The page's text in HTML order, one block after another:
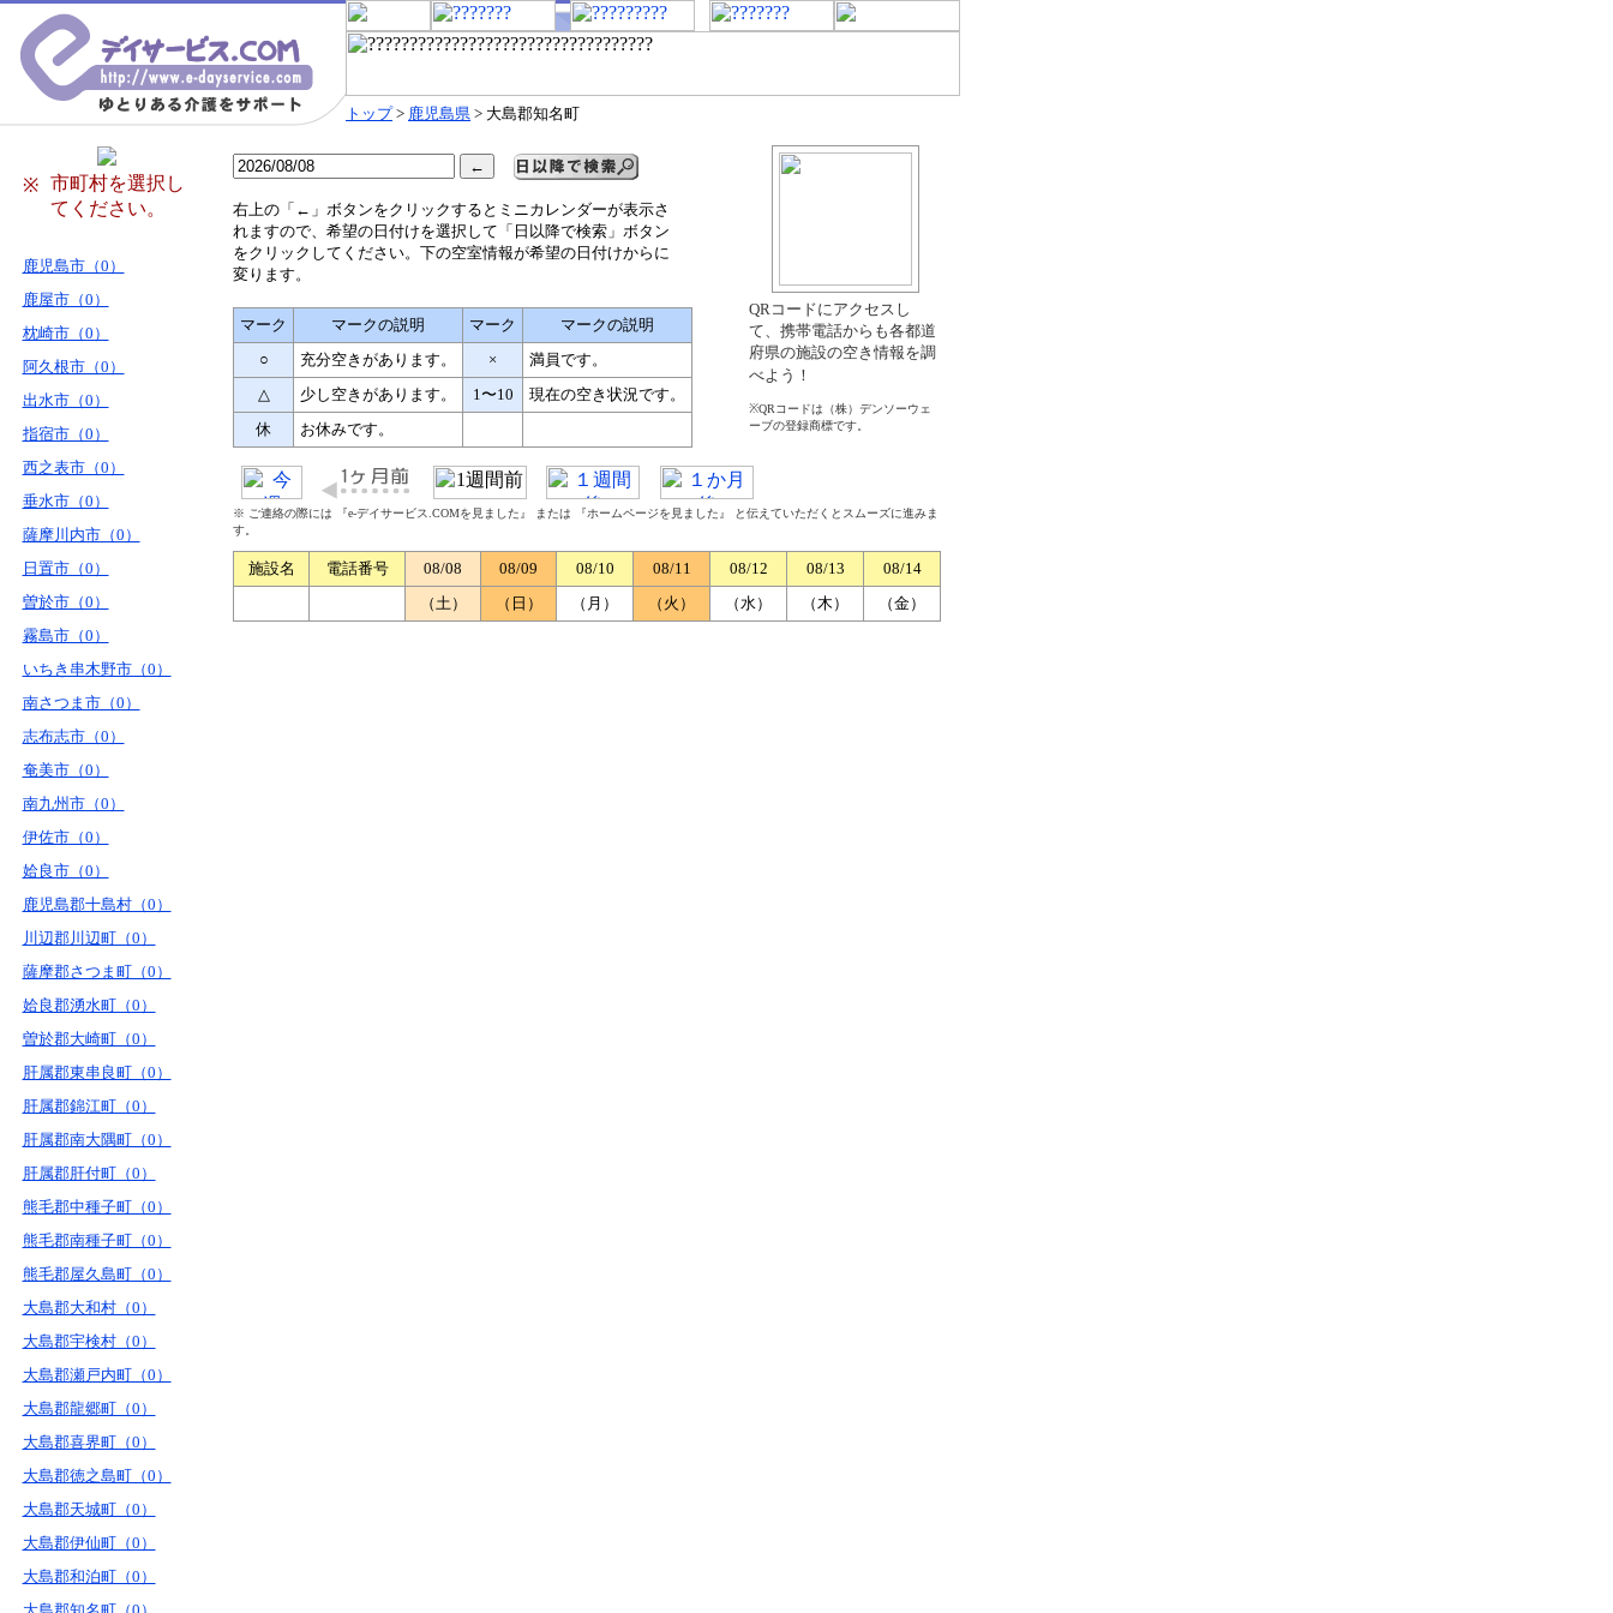
トップ> 鹿児島県 > 大島郡知名町
※
市町村を選択し
てください。
鹿児島市（0）
鹿屋市（0）
枕崎市（0）
阿久根市（0）
出水市（0）
指宿市（0）
西之表市（0）
垂水市（0）
薩摩川内市（0）
日置市（0）
曽於市（0）
霧島市（0）
いちき串木野市（0）
南さつま市（0）
志布志市（0）
奄美市（0）
南九州市（0）
伊佐市（0）
姶良市（0）
鹿児島郡十島村（0）
川辺郡川辺町（0）
薩摩郡さつま町（0）
姶良郡湧水町（0）
曽於郡大崎町（0）
肝属郡東串良町（0）
肝属郡錦江町（0）
肝属郡南大隅町（0）
肝属郡肝付町（0）
熊毛郡中種子町（0）
熊毛郡南種子町（0）
熊毛郡屋久島町（0）
大島郡大和村（0）
大島郡宇検村（0）
大島郡瀬戸内町（0）
大島郡龍郷町（0）
大島郡喜界町（0）
大島郡徳之島町（0）
大島郡天城町（0）
大島郡伊仙町（0）
大島郡和泊町（0）
右上の「←」ボタンをクリックするとミニカレンダーが表示さ
れますので、希望の日付けを選択して「日以降で検索」ボタン
をクリックしてください。下の空室情報が希望の日付けからに
変ります。
マーク マークの説明 マーク
マークの説明
○
充分空きがあります。 ×
満員です。
△
少し空きがあります。 1〜10
現在の空き状況です。
休
お休みです。
QRコードにアクセスし
て、携帯電話からも各都道
府県の施設の空き情報を調
べよう！
※QRコードは（株）デンソーウェ
ーブの登録商標です。
※ ご連絡の際には 『e-デイサービス.COMを見ました』 または 『ホームページを見ました』 と伝えていただくとスムーズに進みま
す。
施設名 電話番号 08/08 08/09 08/10 08/11 08/12 08/13
08/14
（土）
（日） （月） （火） （水） （木） （金）